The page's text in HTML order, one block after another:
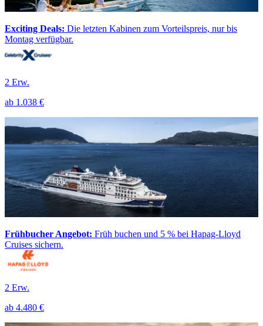
Exciting Deals: Die letzten Kabinen zum Vorteilspreis, nur bis
Montag verfügbar.
2 Erw.
ab 1.038 €
Frühbucher Angebot: Früh buchen und 5 % bei Hapag-Lloyd
Cruises sichern.
2 Erw.
ab 4.480 €